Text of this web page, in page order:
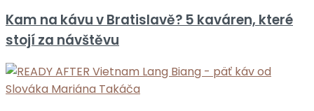
Kam na kávu v Bratislavě? 5 kaváren, které
stojí za návštěvu